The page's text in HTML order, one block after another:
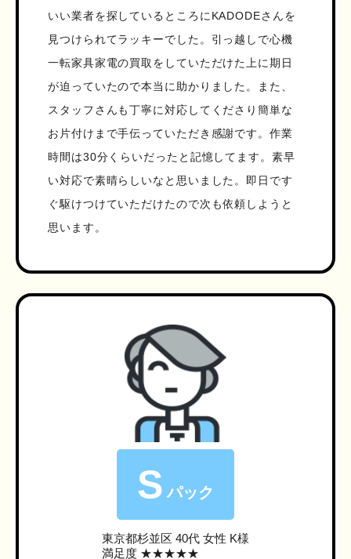
いい業者を探しているところにKADODEさんを
見つけられてラッキーでした。引っ越しで心機
一転家具家電の買取をしていただけた上に期日
が迫っていたので本当に助かりました。また、
スタッフさんも丁寧に対応してくださり簡単な
お片付けまで手伝っていただき感謝です。作業
時間は30分くらいだったと記憶してます。素早
い対応で素晴らしいなと思いました。即日です
ぐ駆けつけていただけたので次も依頼しようと
思います。
S パック
東京都杉並区 40代 女性 K様
満足度 ★★★★★